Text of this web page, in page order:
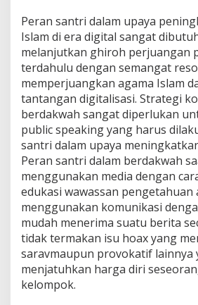
Peran santri dalam upaya
Islam di era digital sangat
melanjutkan ghiroh perjuangan
terdahulu dengan semangat
memperjuangkan agama Islam
tantangan digitalisasi. Strategi
berdakwah sangat diperlukan
public speaking yang harus
santri dalam upaya
Peran santri dalam berdakwah
menggunakan media dengan
edukasi wawassan
menggunakan komunikasi
mudah menerima suatu berita
tidak termakan isu hoax yang
saravmaupun provokatif lainnya
menjatuhkan harga diri
kelompok.